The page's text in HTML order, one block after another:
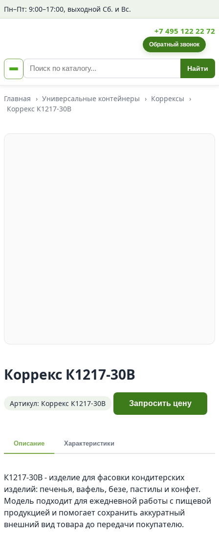
Пн–Пт: 9:00–17:00, выходной Сб. и Вс.
Найти
+7 495 122 22 72
Обратный звонок
Главная › Универсальные контейнеры › Коррексы ›
Коррекс К1217-30В
Коррекс К1217-30В
Артикул: Коррекс К1217-30В Запросить цену
Описание Характеристики
К1217-30В - изделие для фасовки кондитерских
изделий: печенья, вафель, безе, пастилы и конфет.
Модель подходит для ежедневной работы с пищевой
продукцией и помогает сохранить аккуратный
внешний вид товара до передачи покупателю.